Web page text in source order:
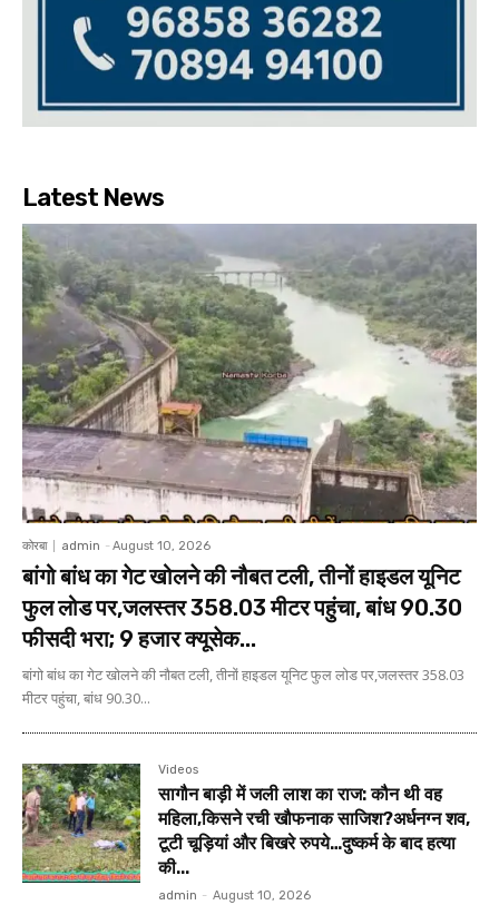
Latest News
कोरबा admin - August 10, 2026
बांगो बांध का गेट खोलने की नौबत टली, तीनों हाइडल यूनिट
फुल लोड पर,जलस्तर 358.03 मीटर पहुंचा, बांध 90.30
फीसदी भरा; 9 हजार क्यूसेक...
बांगो बांध का गेट खोलने की नौबत टली, तीनों हाइडल यूनिट फुल लोड पर,जलस्तर 358.03
मीटर पहुंचा, बांध 90.30...
Videos
सागौन बाड़ी में जली लाश का राज: कौन थी वह
महिला,किसने रची खौफनाक साजिश?अर्धनग्न शव,
टूटी चूड़ियां और बिखरे रुपये…दुष्कर्म के बाद हत्या
की...
admin - August 10, 2026